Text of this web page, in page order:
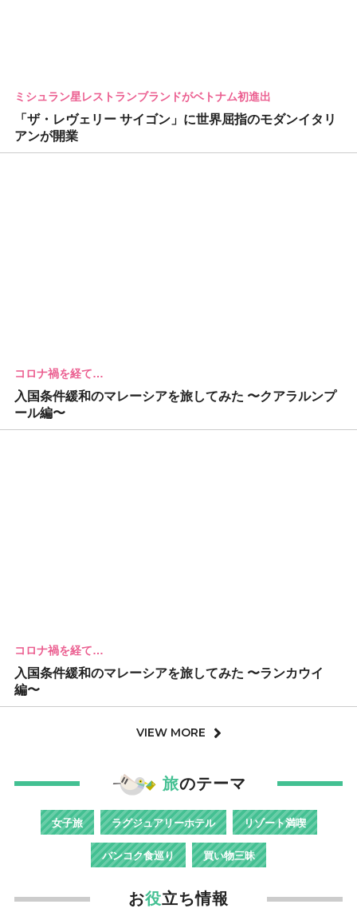
ミシュラン星レストランブランドがベトナム初進出
「ザ・レヴェリー サイゴン」に世界屈指のモダンイタリ
アンが開業
コロナ禍を経て…
入国条件緩和のマレーシアを旅してみた 〜クアラルンプ
ール編〜
コロナ禍を経て…
入国条件緩和のマレーシアを旅してみた 〜ランカウイ
編〜
VIEW MORE
旅のテーマ
女子旅 ラグジュアリーホテル リゾート満喫
バンコク食巡り 買い物三昧
お役立ち情報